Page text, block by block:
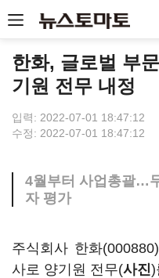
한화, 글로벌 부
기원 전무 내정
입력: 2022-07-01 18:47:12
수정: 2022-07-01 18:47:12
4월부터 사업총괄…
자 평가
주식회사 한화(000880)
사로 양기원 전무(사진)